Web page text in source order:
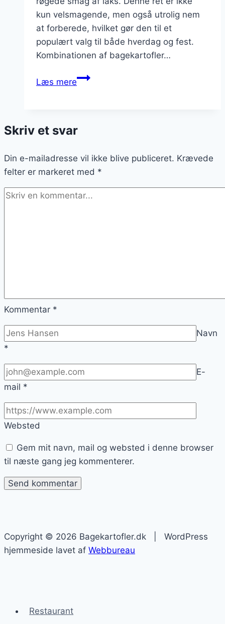
kun velsmagende, men også utrolig nem
at forberede, hvilket gør den til et
populært valg til både hverdag og fest.
Kombinationen af bagekartofler…
Læs mereBagekartofler
Skriv et svar
Din e-mailadresse vil ikke blive publiceret. Krævede
felter er markeret med *
Kommentar *
Navn
*
E-
mail *
Websted
Gem mit navn, mail og websted i denne browser
til næste gang jeg kommenterer.
Copyright © 2026 Bagekartofler.dk | WordPress
hjemmeside lavet af Webbureau
Restaurant